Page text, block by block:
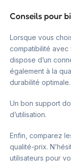
Conseils pour
Lorsque vous
compatibilité avec
dispose d’un
également à la
durabilité optimale.
Un bon support
d’utilisation.
Enfin, comparez
qualité-prix.
utilisateurs pour